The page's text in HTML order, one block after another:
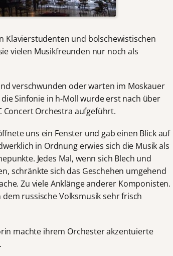
Klavierstudenten und bolschewistischen
vielen Musikfreunden nur noch als
verschwunden oder warten im Moskauer
Sinfonie in h-Moll wurde erst nach über
Concert Orchestra aufgeführt.
uns ein Fenster und gab einen Blick auf
in Ordnung erwies sich die Musik als
Jedes Mal, wenn sich Blech und
schränkte sich das Geschehen umgehend
Zu viele Anklänge anderer Komponisten.
russische Volksmusik sehr frisch
machte ihrem Orchester akzentuierte